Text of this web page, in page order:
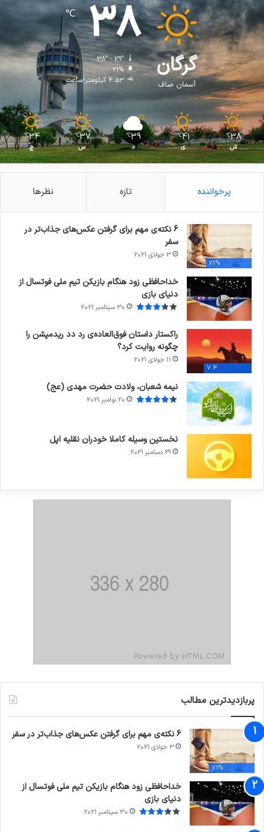
گرگان
آسمان صاف
38
℃
38º - 29º
21%
4.53 کیلومتر/ساعت
38
℃
ش
41
℃
ی
39
℃
د
37
℃
س
34
℃
چ
پرخواننده تازه نظرها
71%
6 نکته‌ی مهم برای گرفتن عکس‌های جذاب‌تر در
سفر
3 جولای 2021
خداحافظی زود هنگام بازیکن تیم ملی فوتسال از
دنیای بازی
30 سپتامبر 2021
7.4
راکستار داستان فوق‌العاده‌ی رد دد ریدمپشن را
چگونه روایت کرد؟
11 جولای 2021
نیمه شعبان، ولادت حضرت مهدی (عج)
20 نوامبر 2021
نخستین وسیله کاملا خودران نقلیه اپل
29 دسامبر 2021
پربازدیدترین مطالب
71%
6 نکته‌ی مهم برای گرفتن عکس‌های جذاب‌تر در سفر
3 جولای 2021
خداحافظی زود هنگام بازیکن تیم ملی فوتسال از
دنیای بازی
30 سپتامبر 2021